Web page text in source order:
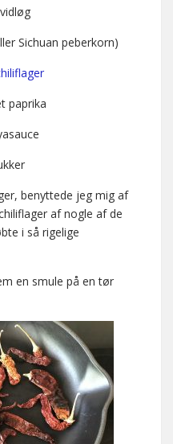
Sichuan peberkorn)
paprika
benyttede jeg mig af
af nogle af de
i så rigelige
en smule på en tør